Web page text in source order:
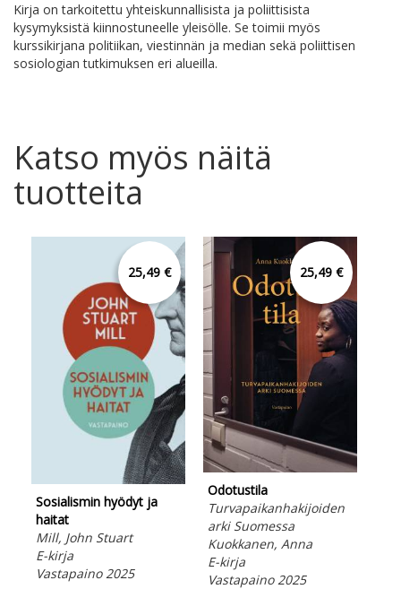
Kirja on tarkoitettu yhteiskunnallisista ja poliittisista
kysymyksistä kiinnostuneelle yleisölle. Se toimii myös
kurssikirjana politiikan, viestinnän ja median sekä poliittisen
sosiologian tutkimuksen eri alueilla.
Katso myös näitä
tuotteita
25,49 €
Sosialismin hyödyt ja
haitat
Mill, John Stuart
E-kirja
Vastapaino 2025
25,49 €
Odotustila
Turvapaikanhakijoiden
arki Suomessa
Kuokkanen, Anna
E-kirja
Vastapaino 2025